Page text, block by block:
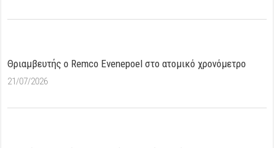
Θριαμβευτής ο Remco Evenepoel στο ατομικό χρονόμετρο
21/07/2026